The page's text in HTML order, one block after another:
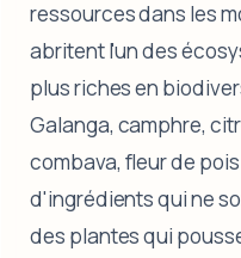
ressources dans les
abritent l'un des
plus riches en
Galanga, camphre,
combava, fleur de
d'ingrédients qui ne
des plantes qui